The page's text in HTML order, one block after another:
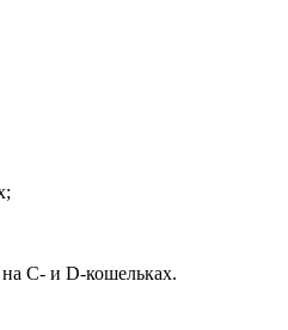
С- и D-кошельках.